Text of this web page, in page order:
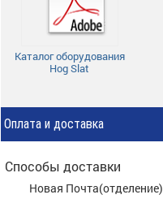
Каталог оборудования
Hog Slat
Оплата и доставка
Способы доставки
Новая Почта(отделение)